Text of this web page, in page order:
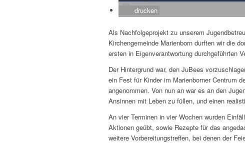
drucken
Als Nachfolgeprojekt zu unserem
Kirchengemeinde Marienborn durften wir die
ersten in Eigenverantwortung durchgeführten
Der Hintergrund war, den JuBees
ein Fest für Kinder im Marienborner Centrum
angenommen. Von nun an war es an den
Ansinnen mit Leben zu füllen, und einen
An vier Terminen in vier Wochen wurden
Aktionen geübt, sowie Rezepte für das
weitere Vorbereitungstreffen, bei denen der